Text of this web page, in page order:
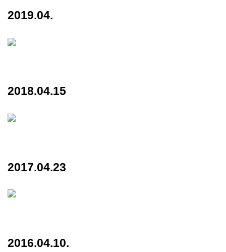
2019.04.
2018.04.15
2017.04.23
2016.04.10.